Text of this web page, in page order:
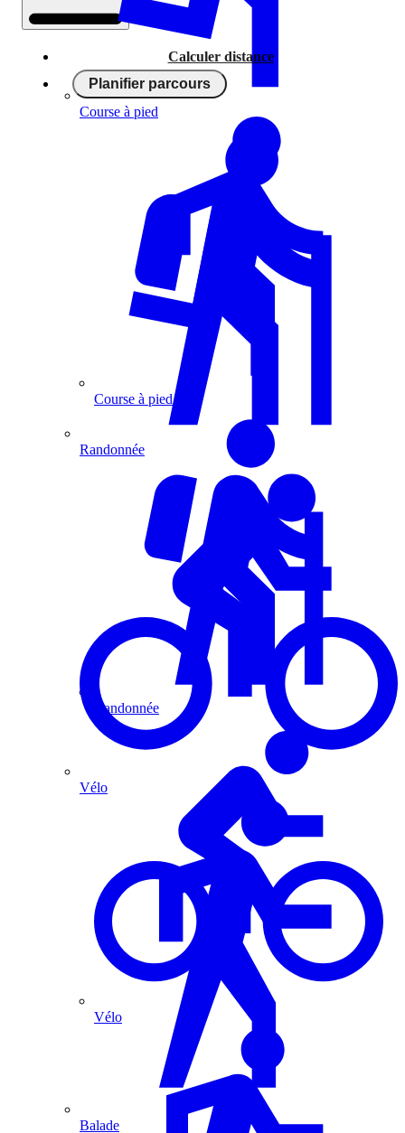
Calculer distance
Planifier parcours
Course à pied
Randonnée
Vélo
Course à pied
Randonnée
Vélo
Balade